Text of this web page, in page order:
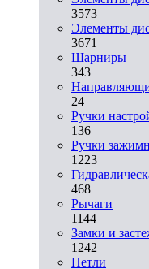
3573
Элементы
3671
Шарниры
343
24
Ручки
136
Ручки
1223
468
Рычаги
1144
Замки и
1242
Петли